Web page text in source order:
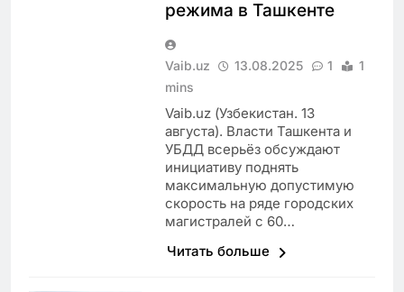
режима в Ташкенте
Vaib.uz 13.08.2025 1
1
mins
Vaib.uz (Узбекистан. 13
августа). Власти Ташкента и
УБДД всерьёз обсуждают
инициативу поднять
максимальную допустимую
скорость на ряде городских
магистралей с 60…
Читать больше